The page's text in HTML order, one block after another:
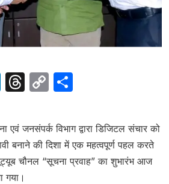
LinkedIn
Threads
Copy
जनसंपर्क विभाग द्वारा डिजिटल संचार को
बनाने की दिशा में एक महत्वपूर्ण पहल करते
चौनल “सूचना प्रवाह” का शुभारंभ आज